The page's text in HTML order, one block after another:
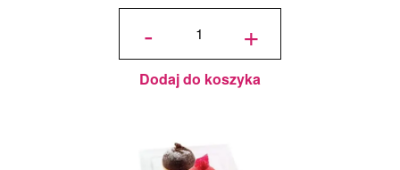
-
ilość Forma
CUORICINO
Serca
6,3x6,5cm -
8 szt -
Silikomart
+
Dodaj do koszyka